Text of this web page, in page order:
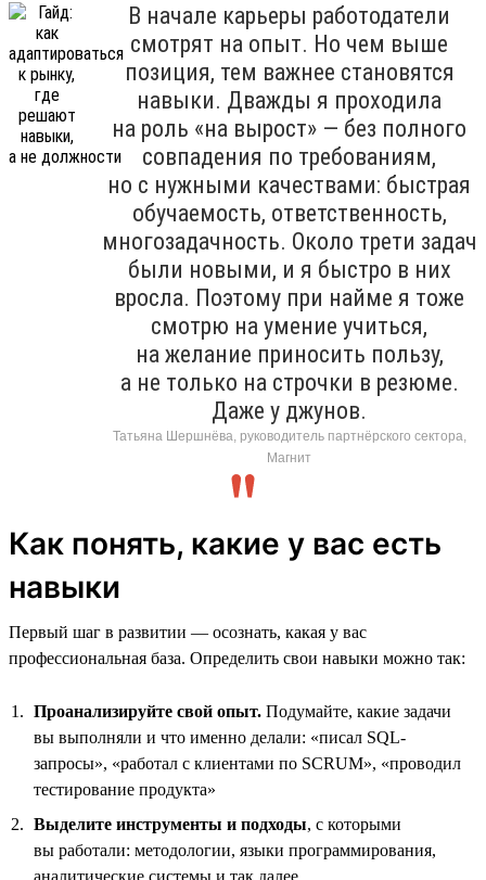
В начале карьеры работодатели
смотрят на опыт. Но чем выше
позиция, тем важнее становятся
навыки. Дважды я проходила
на роль «на вырост» — без полного
совпадения по требованиям,
но с нужными качествами: быстрая
обучаемость, ответственность,
многозадачность. Около трети задач
были новыми, и я быстро в них
вросла. Поэтому при найме я тоже
смотрю на умение учиться,
на желание приносить пользу,
а не только на строчки в резюме.
Даже у джунов.
Татьяна Шершнёва, руководитель партнёрского сектора,
Магнит
Как понять, какие у вас есть
навыки
Первый шаг в развитии — осознать, какая у вас
профессиональная база. Определить свои навыки можно так:
Проанализируйте свой опыт. Подумайте, какие задачи
вы выполняли и что именно делали: «писал SQL-
запросы», «работал с клиентами по SCRUM», «проводил
тестирование продукта»
Выделите инструменты и подходы, с которыми
вы работали: методологии, языки программирования,
аналитические системы и так далее